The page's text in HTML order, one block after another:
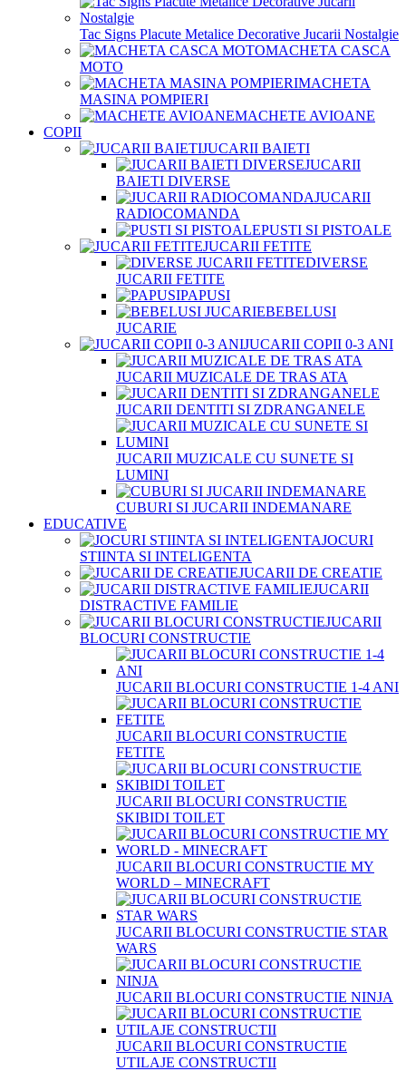
Tac Signs Placute Metalice Decorative Jucarii Nostalgie
MACHETA CASCA
MOTO
MACHETA
MASINA POMPIERI
MACHETE AVIOANE
COPII
JUCARII BAIETI
JUCARII
BAIETI DIVERSE
JUCARII
RADIOCOMANDA
PUSTI SI PISTOALE
JUCARII FETITE
DIVERSE
JUCARII FETITE
PAPUSI
BEBELUSI
JUCARIE
JUCARII COPII 0-3 ANI
JUCARII MUZICALE DE TRAS ATA
JUCARII DENTITI SI ZDRANGANELE
JUCARII MUZICALE CU SUNETE SI
LUMINI
CUBURI SI JUCARII INDEMANARE
EDUCATIVE
JOCURI
STIINTA SI INTELIGENTA
JUCARII DE CREATIE
JUCARII
DISTRACTIVE FAMILIE
JUCARII
BLOCURI CONSTRUCTIE
JUCARII BLOCURI CONSTRUCTIE 1-4 ANI
JUCARII BLOCURI CONSTRUCTIE
FETITE
JUCARII BLOCURI CONSTRUCTIE
SKIBIDI TOILET
JUCARII BLOCURI CONSTRUCTIE MY
WORLD – MINECRAFT
JUCARII BLOCURI CONSTRUCTIE STAR
WARS
JUCARII BLOCURI CONSTRUCTIE NINJA
JUCARII BLOCURI CONSTRUCTIE
UTILAJE CONSTRUCTII